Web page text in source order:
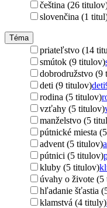
čeština (26
slovenčina (1
Téma
priateľstvo (14
smútok (9 titulov)
dobrodružstvo (9
deti (9 titulov)deti
rodina (5 titulov)
vzťahy (5 titulov)
manželstvo (5
pútnické miesta
advent (5 titulov)
pútnici (5 titulov)
kluby (5 titulov)
úvahy o živote
hľadanie šťastia
klamstvá (4 tituly)